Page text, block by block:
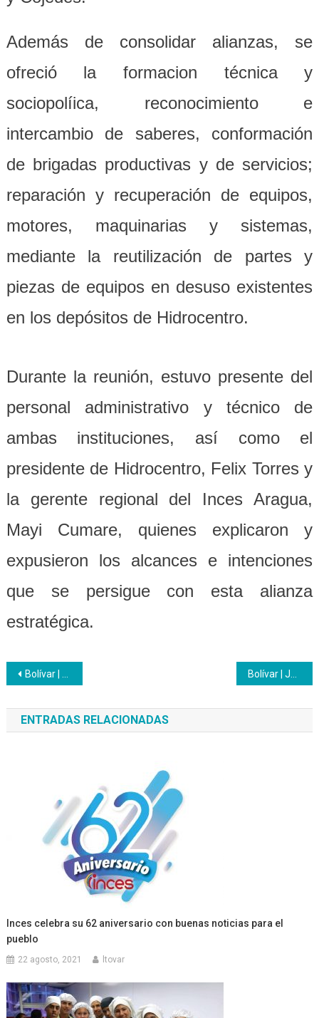
Además de consolidar alianzas, se
ofreció la formacion técnica y
sociopolíica, reconocimiento e
intercambio de saberes, conformación
de brigadas productivas y de servicios;
reparación y recuperación de equipos,
motores, maquinarias y sistemas,
mediante la reutilización de partes y
piezas de equipos en desuso existentes
en los depósitos de Hidrocentro.
Durante la reunión, estuvo presente del
personal administrativo y técnico de
ambas instituciones, así como el
presidente de Hidrocentro, Felix Torres y
la gerente regional del Inces Aragua,
Mayi Cumare, quienes explicaron y
expusieron los alcances e intenciones
que se persigue con esta alianza
estratégica.
Navegación
de
entradas
Bolívar | Arrancan las formaciones 2020
ENTRADAS RELACIONADAS
Inces celebra su 62 aniversario con buenas noticias para el
pueblo
22 agosto, 2021 ltovar